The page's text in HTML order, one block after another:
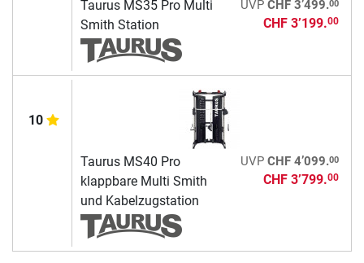
Taurus MS35 Pro Multi
Smith Station
UVP CHF 3’499.00
CHF 3’199.00
10
Taurus MS40 Pro
klappbare Multi Smith
und Kabelzugstation
UVP CHF 4’099.00
CHF 3’799.00